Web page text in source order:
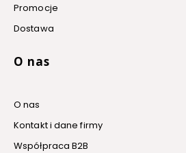
Promocje
Dostawa
O nas
O nas
Kontakt i dane firmy
Współpraca B2B